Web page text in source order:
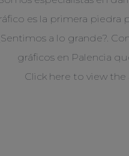
es la primera piedra
a lo grande?.
gráficos en Palencia